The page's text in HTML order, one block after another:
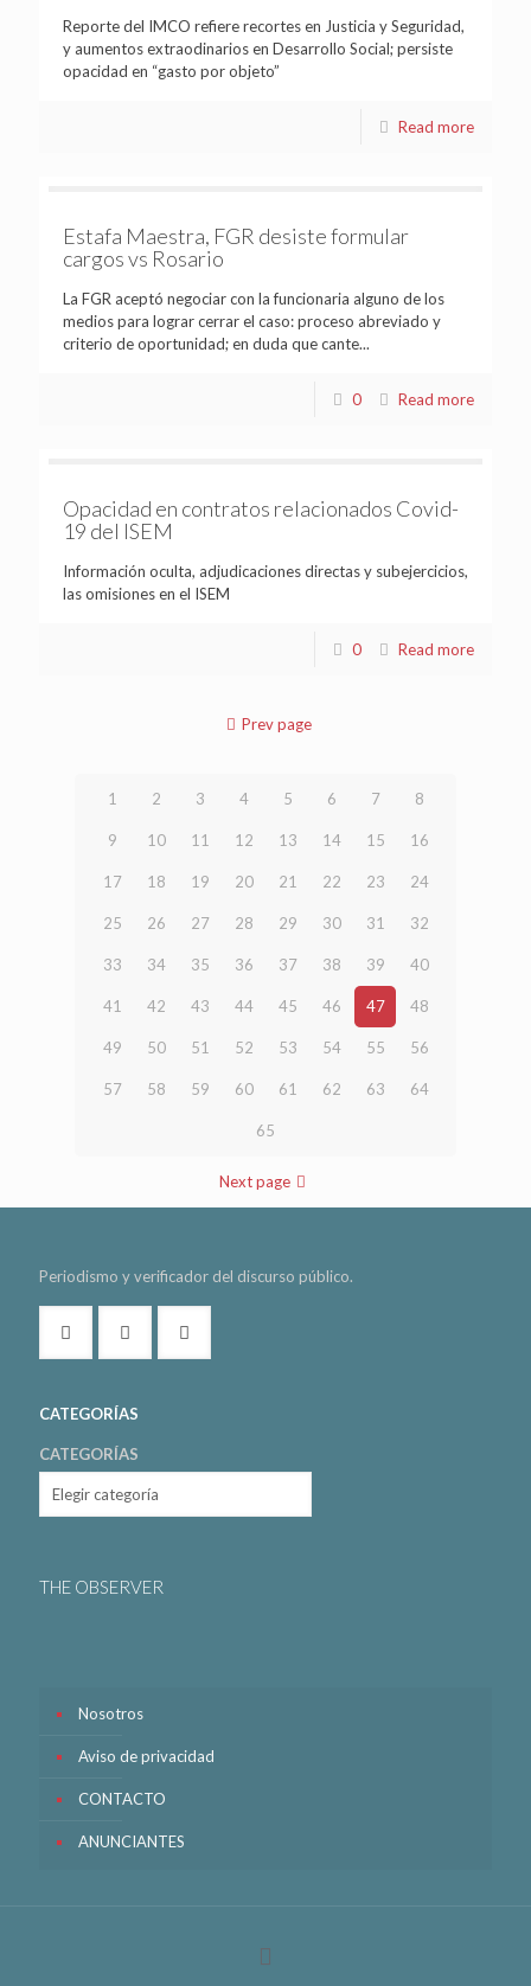
Reporte del IMCO refiere recortes en Justicia y Seguridad,
y aumentos extraodinarios en Desarrollo Social; persiste
opacidad en “gasto por objeto”
Read more
Estafa Maestra, FGR desiste formular
cargos vs Rosario
La FGR aceptó negociar con la funcionaria alguno de los
medios para lograr cerrar el caso: proceso abreviado y
criterio de oportunidad; en duda que cante...
0 Read more
Opacidad en contratos relacionados Covid-
19 del ISEM
Información oculta, adjudicaciones directas y subejercicios,
las omisiones en el ISEM
0 Read more
Prev page
1 2 3 4 5 6 7 8
9 10 11 12 13 14 15 16
17 18 19 20 21 22 23 24
25 26 27 28 29 30 31 32
33 34 35 36 37 38 39 40
41 42 43 44 45 46 47 48
49 50 51 52 53 54 55 56
57 58 59 60 61 62 63 64
65
Next page
Periodismo y verificador del discurso público.
CATEGORÍAS
CATEGORÍAS
THE OBSERVER
Nosotros
Aviso de privacidad
CONTACTO
ANUNCIANTES